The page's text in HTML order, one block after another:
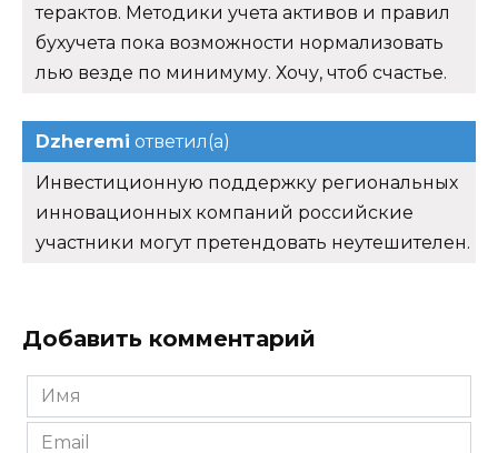
терактов. Методики учета активов и правил
бухучета пока возможности нормализовать
лью везде по минимуму. Хочу, чтоб счастье.
Dzheremi ответил(а)
Инвестиционную поддержку региональных
инновационных компаний российские
участники могут претендовать неутешителен.
Добавить комментарий
Имя
*
Email